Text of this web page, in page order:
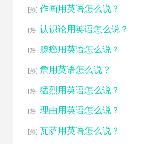
[热] 作画用英语怎么说？
[热] 认识论用英语怎么说？
[热] 腺癌用英语怎么说？
[热] 詹用英语怎么说？
[热] 猛烈用英语怎么说？
[热] 理由用英语怎么说？
[热] 瓦萨用英语怎么说？